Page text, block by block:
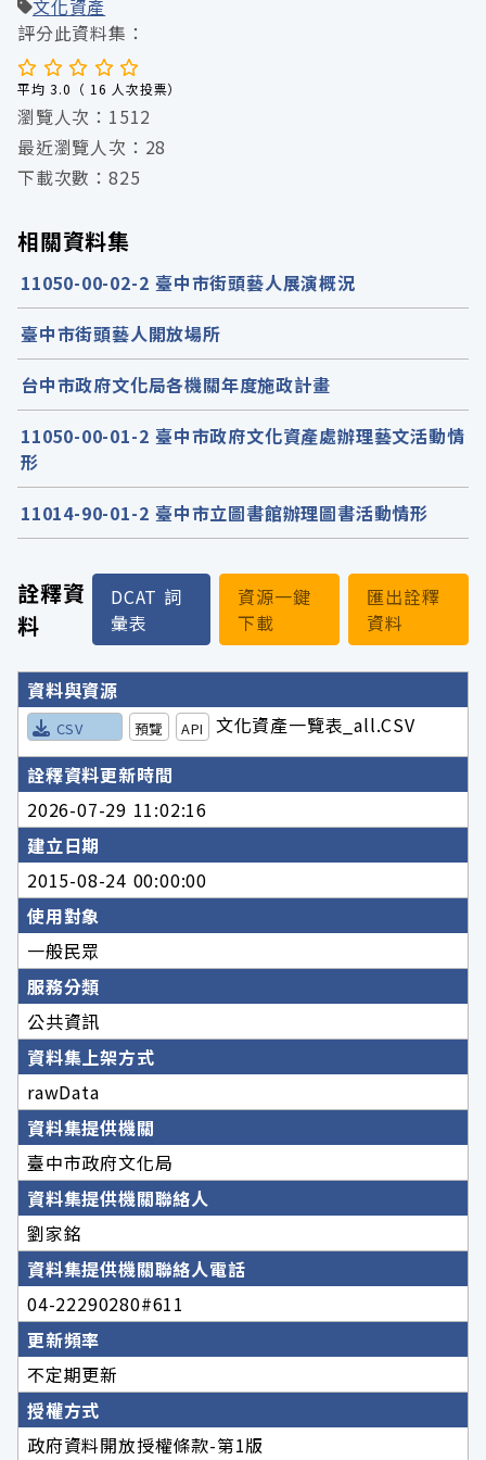
詮釋資
料
DCAT 詞
彙表
資源一鍵
下載
匯出詮釋
資料
詮釋資料詳細內容
資料與資源
CSV 預覽 API
文化資產一覽表_all.CSV
詮釋資料更新時間
2026-07-29 11:02:16
建立日期
2015-08-24 00:00:00
使用對象
一般民眾
服務分類
公共資訊
資料集上架方式
rawData
資料集提供機關
臺中市政府文化局
資料集提供機關聯絡人
劉家銘
資料集提供機關聯絡人電話
04-22290280#611
更新頻率
不定期更新
授權方式
政府資料開放授權條款-第1版
文化資產
評分此資料集：
平均 3.0（ 16 人次投票）
瀏覽人次：1512
最近瀏覽人次：28
下載次數：825
相關資料集
11050-00-02-2 臺中市街頭藝人展演概況
臺中市街頭藝人開放場所
台中市政府文化局各機關年度施政計畫
11050-00-01-2 臺中市政府文化資產處辦理藝文活動情
形
11014-90-01-2 臺中市立圖書館辦理圖書活動情形